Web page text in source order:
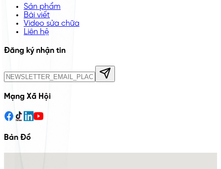
Sản phẩm
Bài viết
Video sửa chữa
Liên hệ
Đăng ký nhận tin
Mạng Xã Hội
Bản Đồ